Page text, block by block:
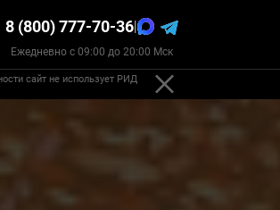
8 (800) 777-70-36|
Ежедневно с 09:00 до 20:00 Мск
сайт не использует РИД